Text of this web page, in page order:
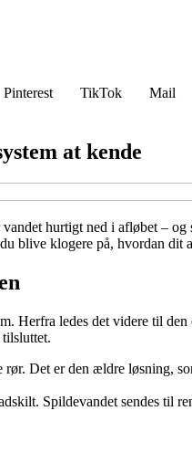
Pinterest TikTok Mail
at kende
hurtigt ned i afløbet –
blive klogere på, hvordan
Herfra ledes det videre til
Det er den ældre løsning,
Spildevandet sendes til